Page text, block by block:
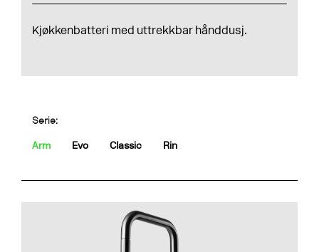
Kjøkkenbatteri med uttrekkbar hånddusj.
Serie:
Arm Evo Classic Rin